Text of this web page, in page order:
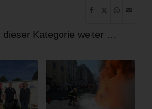
dieser Kategorie weiter …